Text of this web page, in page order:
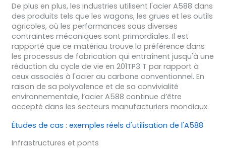
De plus en plus, les industries utilisent l'acier A588 dans
des produits tels que les wagons, les grues et les outils
agricoles, où les performances sous diverses
contraintes mécaniques sont primordiales. Il est
rapporté que ce matériau trouve la préférence dans
les processus de fabrication qui entraînent jusqu'à une
réduction du cycle de vie en 201TP3 T par rapport à
ceux associés à l'acier au carbone conventionnel. En
raison de sa polyvalence et de sa convivialité
environnementale, l’acier A588 continue d’être
accepté dans les secteurs manufacturiers mondiaux.
Études de cas : exemples réels d'utilisation de l'A588
Infrastructures et ponts